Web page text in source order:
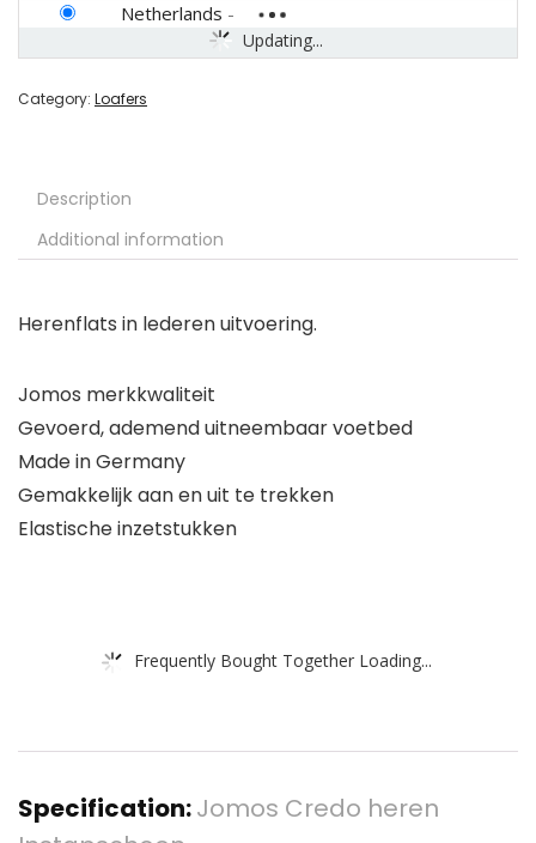
Updating...
Netherlands -
Category: Loafers
Description
Additional information
Herenflats in lederen uitvoering.
Jomos merkkwaliteit
Gevoerd, ademend uitneembaar voetbed
Made in Germany
Gemakkelijk aan en uit te trekken
Elastische inzetstukken
Frequently Bought Together Loading...
Specification:Jomos Credo heren